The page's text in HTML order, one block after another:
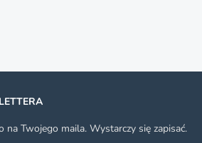
Twojego maila. Wystarczy się zapisać.